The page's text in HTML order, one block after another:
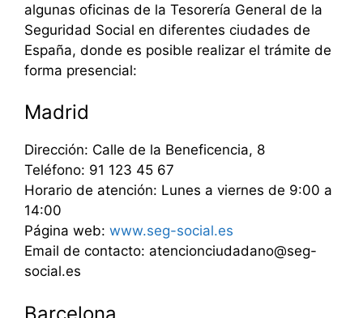
algunas oficinas de la Tesorería General de la
Seguridad Social en diferentes ciudades de
España, donde es posible realizar el trámite de
forma presencial:
Madrid
Dirección: Calle de la Beneficencia, 8
Teléfono: 91 123 45 67
Horario de atención: Lunes a viernes de 9:00 a
14:00
Página web: www.seg-social.es
Email de contacto: atencionciudadano@seg-
social.es